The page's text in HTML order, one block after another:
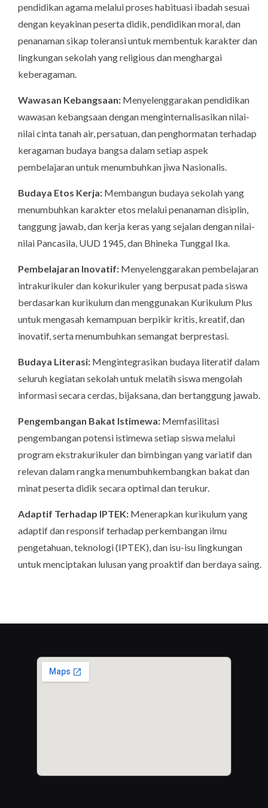
pendidikan agama melalui proses habituasi ibadah sesuai
dengan keyakinan peserta didik, pendidikan moral, dan
penanaman sikap toleransi untuk membentuk karakter dan
lingkungan sekolah yang religious dan menghargai
keberagaman.
Wawasan Kebangsaan: Menyelenggarakan pendidikan
wawasan kebangsaan dengan menginternalisasikan nilai-
nilai cinta tanah air, persatuan, dan penghormatan terhadap
keragaman budaya bangsa dalam setiap aspek
pembelajaran untuk menumbuhkan jiwa Nasionalis.
Budaya Etos Kerja: Membangun budaya sekolah yang
menumbuhkan karakter etos melalui penanaman disiplin,
tanggung jawab, dan kerja keras yang sejalan dengan nilai-
nilai Pancasila, UUD 1945, dan Bhineka Tunggal Ika.
Pembelajaran Inovatif: Menyelenggarakan pembelajaran
intrakurikuler dan kokurikuler yang berpusat pada siswa
berdasarkan kurikulum dan menggunakan Kurikulum Plus
untuk mengasah kemampuan berpikir kritis, kreatif, dan
inovatif, serta menumbuhkan semangat berprestasi.
Budaya Literasi: Mengintegrasikan budaya literatif dalam
seluruh kegiatan sekolah untuk melatih siswa mengolah
informasi secara cerdas, bijaksana, dan bertanggung jawab.
Pengembangan Bakat Istimewa: Memfasilitasi
pengembangan potensi istimewa setiap siswa melalui
program ekstrakurikuler dan bimbingan yang variatif dan
relevan dalam rangka menumbuhkembangkan bakat dan
minat peserta didik secara optimal dan terukur.
Adaptif Terhadap IPTEK: Menerapkan kurikulum yang
adaptif dan responsif terhadap perkembangan ilmu
pengetahuan, teknologi (IPTEK), dan isu-isu lingkungan
untuk menciptakan lulusan yang proaktif dan berdaya saing.